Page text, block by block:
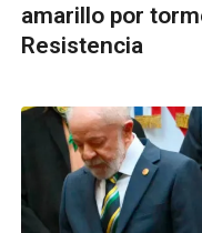
amarillo por
Resistencia